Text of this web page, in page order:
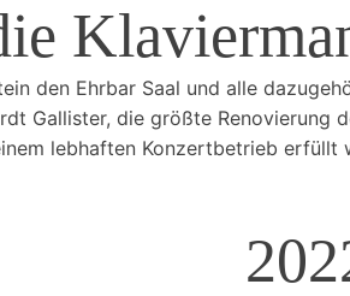
den Ehrbar Saal und alle
Gallister, die größte Renovierung
lebhaften Konzertbetrieb erfüllt